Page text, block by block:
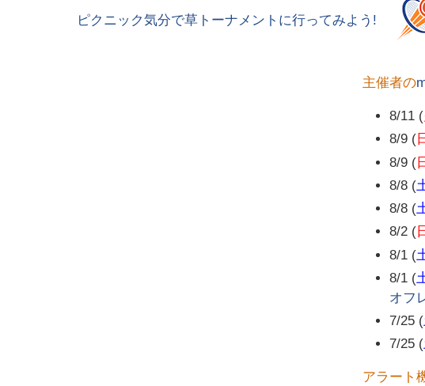
ピクニック気分で草トーナメントに行ってみよう!
主催者の
8/11 (
8/9 (
8/9 (
8/8 (
8/8 (
8/2 (
8/1 (
8/1 (
オフ
7/25 (
7/25 (
アラート